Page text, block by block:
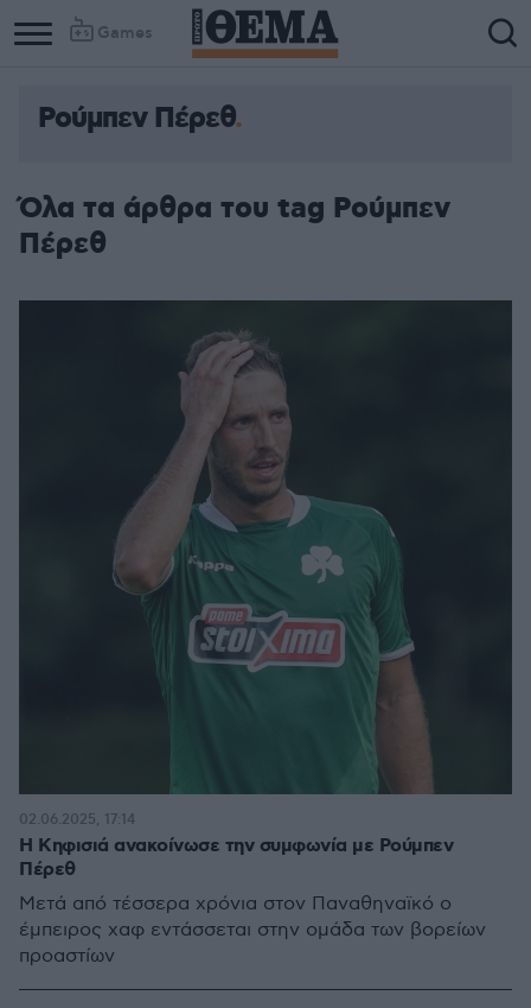
Games
Ρούμπεν Πέρεθ
Όλα τα άρθρα του tag Ρούμπεν
Πέρεθ
Η Κηφισιά ανακοίνωσε την συμφωνία με Ρούμπεν
Πέρεθ
Μετά από τέσσερα χρόνια στον Παναθηναϊκό ο
έμπειρος χαφ εντάσσεται στην ομάδα των βορείων
προαστίων
02.06.2025, 17:14